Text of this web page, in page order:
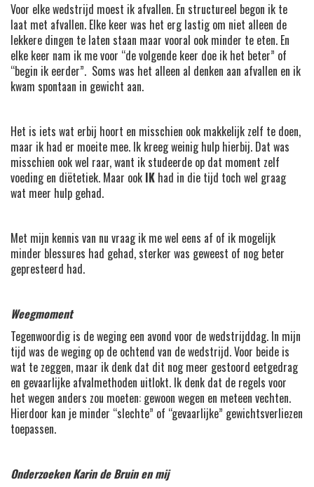
Voor elke wedstrijd moest ik afvallen. En structureel begon ik te
laat met afvallen. Elke keer was het erg lastig om niet alleen de
lekkere dingen te laten staan maar vooral ook minder te eten. En
elke keer nam ik me voor “de volgende keer doe ik het beter” of
“begin ik eerder”. Soms was het alleen al denken aan afvallen en ik
kwam spontaan in gewicht aan.
Het is iets wat erbij hoort en misschien ook makkelijk zelf te doen,
maar ik had er moeite mee. Ik kreeg weinig hulp hierbij. Dat was
misschien ook wel raar, want ik studeerde op dat moment zelf
voeding en diëtetiek. Maar ook IK had in die tijd toch wel graag
wat meer hulp gehad.
Met mijn kennis van nu vraag ik me wel eens af of ik mogelijk
minder blessures had gehad, sterker was geweest of nog beter
gepresteerd had.
Weegmoment
Tegenwoordig is de weging een avond voor de wedstrijddag. In mijn
tijd was de weging op de ochtend van de wedstrijd. Voor beide is
wat te zeggen, maar ik denk dat dit nog meer gestoord eetgedrag
en gevaarlijke afvalmethoden uitlokt. Ik denk dat de regels voor
het wegen anders zou moeten: gewoon wegen en meteen vechten.
Hierdoor kan je minder “slechte” of “gevaarlijke” gewichtsverliezen
toepassen.
Onderzoeken Karin de Bruin en mij